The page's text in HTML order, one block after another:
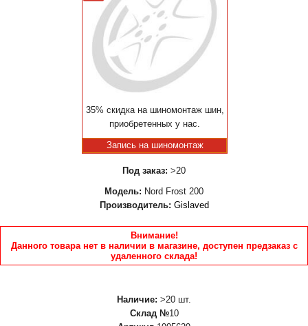
35% скидка на шиномонтаж шин,
приобретенных у нас.
Запись на шиномонтаж
Под заказ: >20
Модель: Nord Frost 200
Производитель: Gislaved
Внимание!
Данного товара нет в наличии в магазине, доступен предзаказ с
удаленного склада!
Наличие: >20 шт.
Склад №10